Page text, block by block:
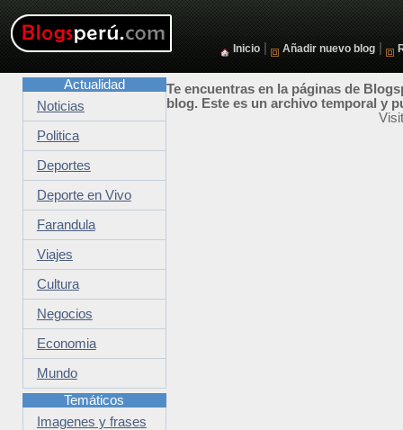
Inicio Añadir nuevo blog
Te encuentras en la páginas de
blog. Este es un archivo temporal y
Actualidad
Noticias
Politica
Deportes
Deporte en Vivo
Farandula
Viajes
Cultura
Negocios
Economia
Mundo
Temáticos
Imagenes y frases